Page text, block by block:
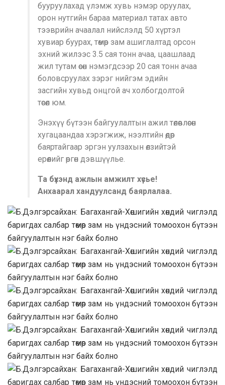
бууруулахад үлэмж хувь нэмэр оруулах,
орон нутгийн бараа материал татах авто
тээврийн ачаалал нийслэлд 50 хүртэл
хувиар буурах, төмөр зам ашиглалтад орсон
эхний жилээс 3.5 сая тонн ачаа, цаашлаад
жил тутам өсөн нэмэгдсээр 20 сая тонн ачаа
боловсруулах зэрэг нийгэм эдийн
засгийн хувьд онцгой ач холбогдолтой
төсөл юм.
Энэхүү бүтээн байгуулалтын ажил төлөвлөсөн
хугацаандаа хэрэгжиж, нээлтийн өдөр
баяртайгаар эргэн уулзахын өлзийтэй
ерөөлийг өргөн дэвшүүлье.
Та бүхэнд ажлын амжилт хүсье!
Анхаарал хандуулсанд баярлалаа.